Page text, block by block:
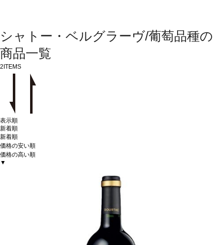
シャトー・ベルグラーヴ/葡萄品種の
商品一覧
2ITEMS
表示順
新着順
新着順
価格の安い順
価格の高い順
▼